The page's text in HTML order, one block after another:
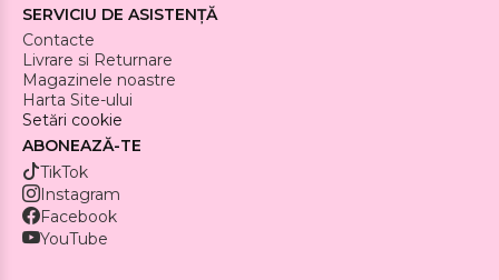
SERVICIU DE ASISTENȚĂ
Contacte
Livrare si Returnare
Magazinele noastre
Harta Site-ului
Setări cookie
ABONEAZĂ-TE
TikTok
Instagram
Facebook
YouTube